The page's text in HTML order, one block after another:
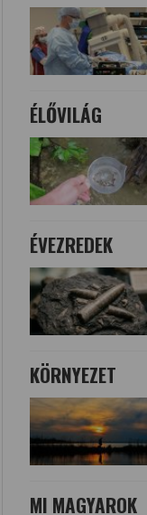
ÉLŐVILÁG
ÉVEZREDEK
KÖRNYEZET
MI MAGYAROK